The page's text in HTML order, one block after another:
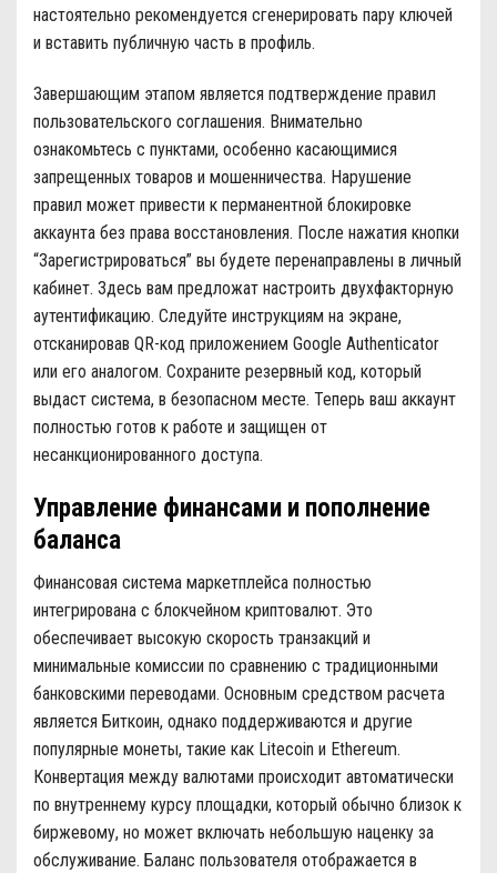
настоятельно рекомендуется сгенерировать пару ключей
и вставить публичную часть в профиль.
Завершающим этапом является подтверждение правил
пользовательского соглашения. Внимательно
ознакомьтесь с пунктами, особенно касающимися
запрещенных товаров и мошенничества. Нарушение
правил может привести к перманентной блокировке
аккаунта без права восстановления. После нажатия кнопки
“Зарегистрироваться” вы будете перенаправлены в личный
кабинет. Здесь вам предложат настроить двухфакторную
аутентификацию. Следуйте инструкциям на экране,
отсканировав QR-код приложением Google Authenticator
или его аналогом. Сохраните резервный код, который
выдаст система, в безопасном месте. Теперь ваш аккаунт
полностью готов к работе и защищен от
несанкционированного доступа.
Управление финансами и пополнение
баланса
Финансовая система маркетплейса полностью
интегрирована с блокчейном криптовалют. Это
обеспечивает высокую скорость транзакций и
минимальные комиссии по сравнению с традиционными
банковскими переводами. Основным средством расчета
является Биткоин, однако поддерживаются и другие
популярные монеты, такие как Litecoin и Ethereum.
Конвертация между валютами происходит автоматически
по внутреннему курсу площадки, который обычно близок к
биржевому, но может включать небольшую наценку за
обслуживание. Баланс пользователя отображается в